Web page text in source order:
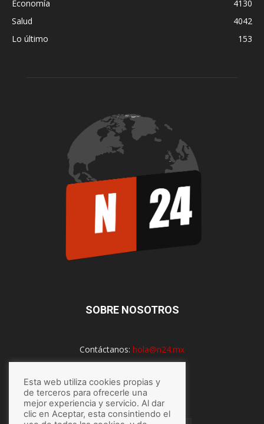
Economía
4130
Salud
4042
Lo último
153
SOBRE NOSOTROS
Contáctanos: hola@n24.mx
SÍGUENOS
Esta web utiliza cookies propias y
de terceros para ofrecerle una
mejor experiencia y servicio. Al dar
clic en Aceptar, esta consintiendo el